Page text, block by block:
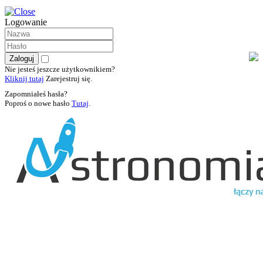
Logowanie
Nie jesteś jeszcze użytkownikiem?
Kliknij tutaj Zarejestruj się.
Zapomniałeś hasła?
Poproś o nowe hasło Tutaj.